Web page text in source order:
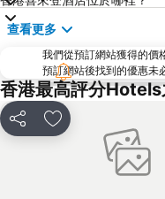
新界
羅湖
North Point Metro
Cheung Chau
Sheung Wan Metro
寶安區
查看更多
我們從預訂網站獲得的價
預訂網站後找到的優惠未
香港最高評分Hotels
分享 放到收藏夾